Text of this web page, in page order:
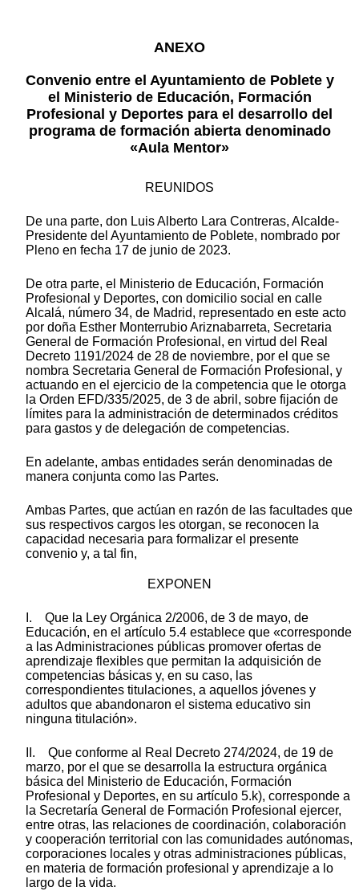
ANEXO
Convenio entre el Ayuntamiento de Poblete y
el Ministerio de Educación, Formación
Profesional y Deportes para el desarrollo del
programa de formación abierta denominado
«Aula Mentor»
REUNIDOS
De una parte, don Luis Alberto Lara Contreras, Alcalde-
Presidente del Ayuntamiento de Poblete, nombrado por
Pleno en fecha 17 de junio de 2023.
De otra parte, el Ministerio de Educación, Formación
Profesional y Deportes, con domicilio social en calle
Alcalá, número 34, de Madrid, representado en este acto
por doña Esther Monterrubio Ariznabarreta, Secretaria
General de Formación Profesional, en virtud del Real
Decreto 1191/2024 de 28 de noviembre, por el que se
nombra Secretaria General de Formación Profesional, y
actuando en el ejercicio de la competencia que le otorga
la Orden EFD/335/2025, de 3 de abril, sobre fijación de
límites para la administración de determinados créditos
para gastos y de delegación de competencias.
En adelante, ambas entidades serán denominadas de
manera conjunta como las Partes.
Ambas Partes, que actúan en razón de las facultades que
sus respectivos cargos les otorgan, se reconocen la
capacidad necesaria para formalizar el presente
convenio y, a tal fin,
EXPONEN
I. Que la Ley Orgánica 2/2006, de 3 de mayo, de
Educación, en el artículo 5.4 establece que «corresponde
a las Administraciones públicas promover ofertas de
aprendizaje flexibles que permitan la adquisición de
competencias básicas y, en su caso, las
correspondientes titulaciones, a aquellos jóvenes y
adultos que abandonaron el sistema educativo sin
ninguna titulación».
II. Que conforme al Real Decreto 274/2024, de 19 de
marzo, por el que se desarrolla la estructura orgánica
básica del Ministerio de Educación, Formación
Profesional y Deportes, en su artículo 5.k), corresponde a
la Secretaría General de Formación Profesional ejercer,
entre otras, las relaciones de coordinación, colaboración
y cooperación territorial con las comunidades autónomas,
corporaciones locales y otras administraciones públicas,
en materia de formación profesional y aprendizaje a lo
largo de la vida.